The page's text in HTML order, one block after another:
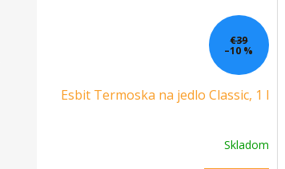
€39
–10 %
Esbit Termoska na jedlo Classic, 1 l
Skladom